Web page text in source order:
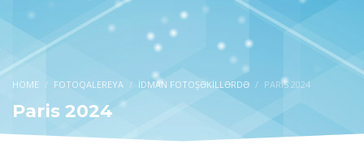
HOME FOTOQALEREYA IDMAN FOTOŞƏKILLƏRDƏ PARIS 2024
Paris 2024